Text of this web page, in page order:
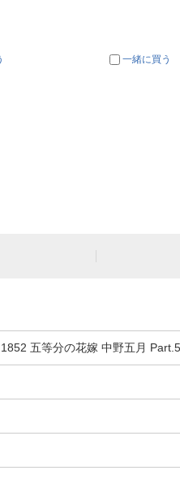
一緒に買う
五等分の花嫁 中野五月 Part.5